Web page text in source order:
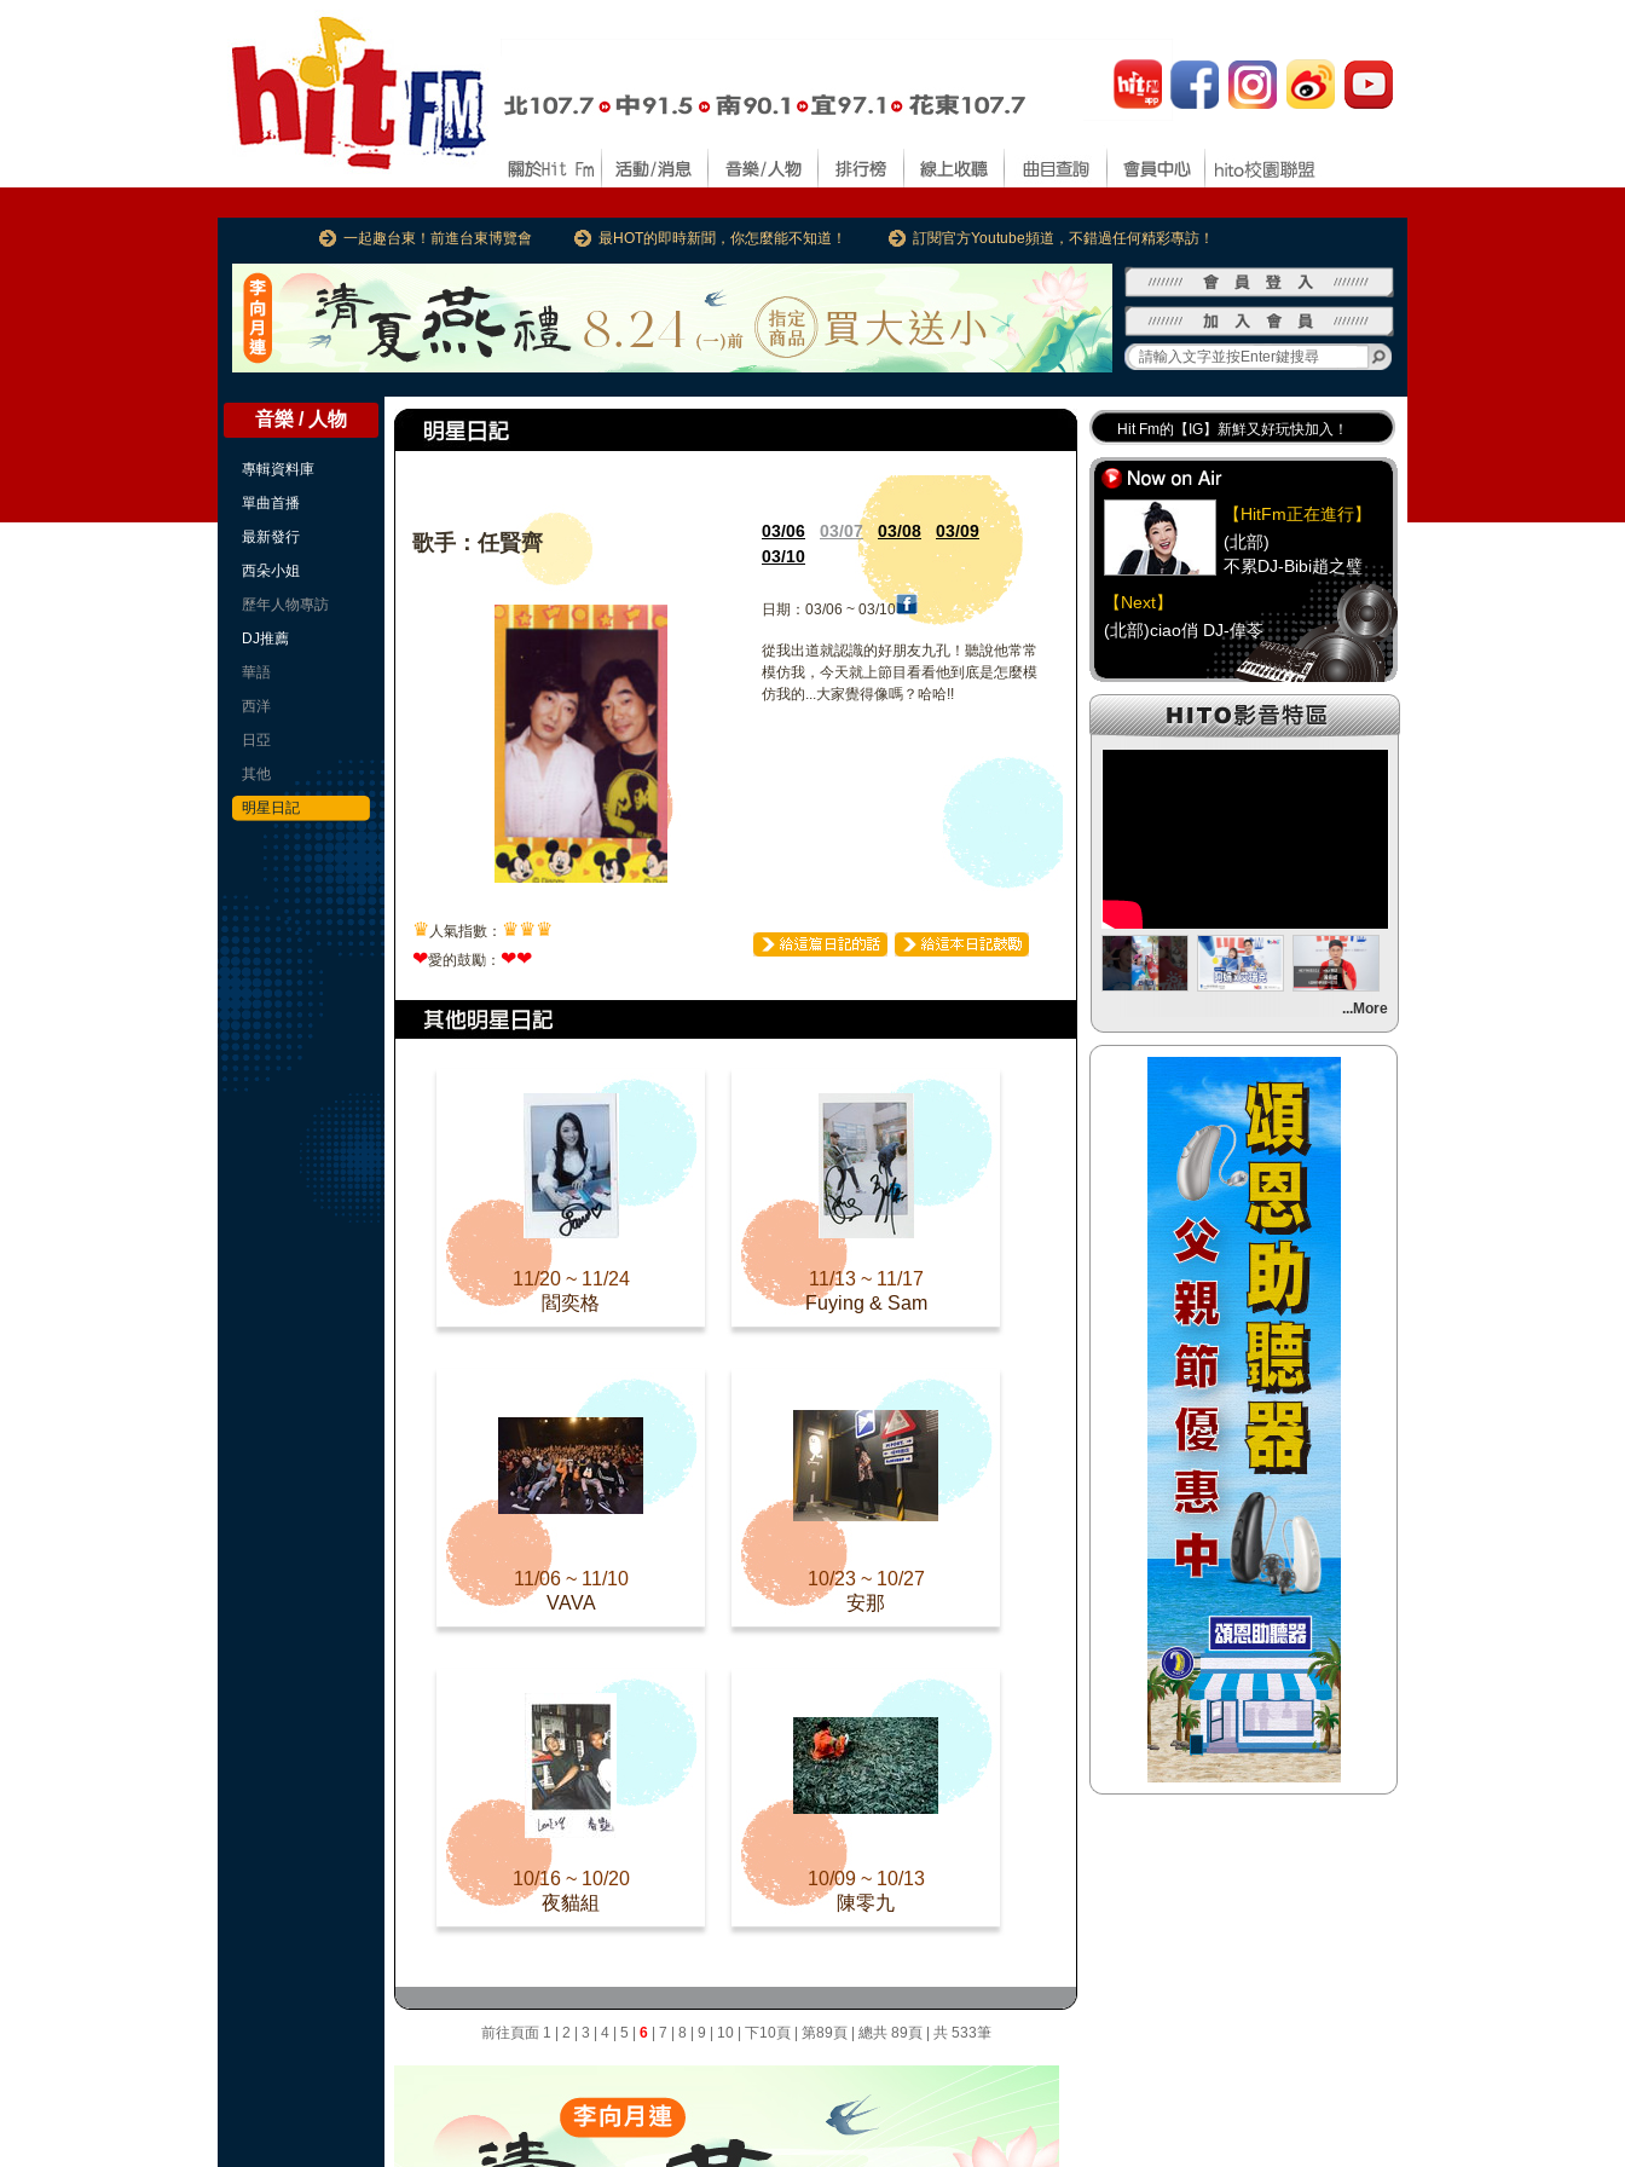
一起趣台東！前進台東博覽會 最HOT的即時新聞，你怎麼能不知道！ 訂閱官方Youtube頻道，不錯過任何精彩專訪！
音樂 / 人物
專輯資料庫
單曲首播
最新發行
西朵小姐
歷年人物專訪
DJ推薦
華語
西洋
日亞
其他
明星日記
歌手：任賢齊 03/06 03/07 03/08
03/09
03/10
日期：03/06 ~ 03/10
從我出道就認識的好朋友九孔！聽說他常常
模仿我，今天就上節目看看他到底是怎麼模
仿我的...大家覺得像嗎？哈哈!!
♛ 人氣指數： ♛♛♛
❤愛的鼓勵： ❤❤
11/20 ~ 11/24
閻奕格
11/13 ~ 11/17
Fuying & Sam
11/06 ~ 11/10
VAVA
10/23 ~ 10/27
安那
10/16 ~ 10/20
夜貓組
10/09 ~ 10/13
陳零九
前往頁面 1 2 3 4| 5 6| 7 8 9 10| 下10頁| 第89頁| 總共 89頁 | 共 533筆
Hit Fm的【IG】新鮮又好玩快加入！
Hit Fm【FB臉書粉絲團】等你加入！
最專業《DJ推薦》好音樂千萬別錯過！
好康報報 最新優惠訊息都在這！
【HitFm正在進行】
(北部)
不累DJ-Bibi趙之璧
【Next】
(北部)ciao俏 DJ-偉苓
【HitFm正在進行】
(中部)
(南部)
不累DJ-Bibi趙之璧
【Next】
【HitFm正在進行】
(宜蘭)
POP 大國民(代班)-楊
智伃
【Next】
(宜蘭)POP大國民-邱世卿
【HitFm正在進行】
(花東)
POP 大國民(代班)-楊
智伃
【Next】
(花東)POP大國民-邱世卿
...More